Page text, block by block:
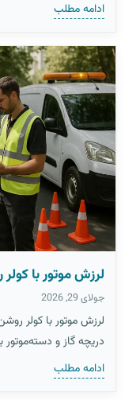
ادامه مطلب
لرزش موتور با
جولای 29, 2026
لرزش موتور با کولر
دریچه گاز و
ادامه مطلب